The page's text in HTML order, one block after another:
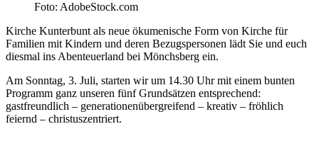
Foto: AdobeStock.com
Kirche Kunterbunt als neue ökumenische Form von Kirche für
Familien mit Kindern und deren Bezugspersonen lädt Sie und euch
diesmal ins Abenteuerland bei Mönchsberg ein.
Am Sonntag, 3. Juli, starten wir um 14.30 Uhr mit einem bunten
Programm ganz unseren fünf Grundsätzen entsprechend:
gastfreundlich – generationenübergreifend – kreativ – fröhlich
feiernd – christuszentriert.